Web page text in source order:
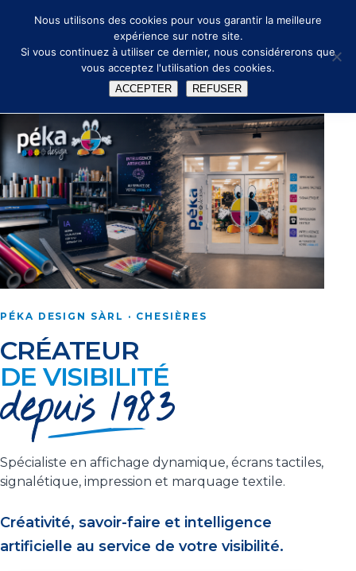
✉ info@peka.design 🔑
PÉKA DESIGN SÀRL · CHESIÈRES
CRÉATEUR
DE VISIBILITÉ
Spécialiste en affichage dynamique, écrans tactiles,
signalétique, impression et marquage textile.
Créativité, savoir-faire et intelligence
artificielle au service de votre visibilité.
Nous utilisons des cookies pour vous garantir la meilleure
expérience sur notre site.
Si vous continuez à utiliser ce dernier, nous considérerons que
vous acceptez l'utilisation des cookies.
ACCEPTER REFUSER